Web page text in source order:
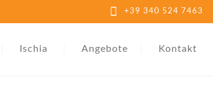
+39 340 524 7463
Ischia Angebote Kontakt